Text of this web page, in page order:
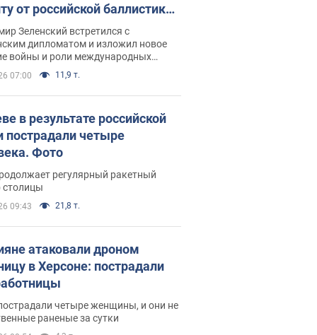
от российской баллистики.
с Безсмертным
Зеленский встретился с
дипломатом и изложил новое
войны и роли международных
в борьбе с Россией
07:00 11,9 т.
в результате российской
пострадали четыре
Фото
регулярный ракетный
столицы
09:43 21,8 т.
атаковали дроном
в Херсоне: пострадали
четыре женщины, и они не
раненые за сутки